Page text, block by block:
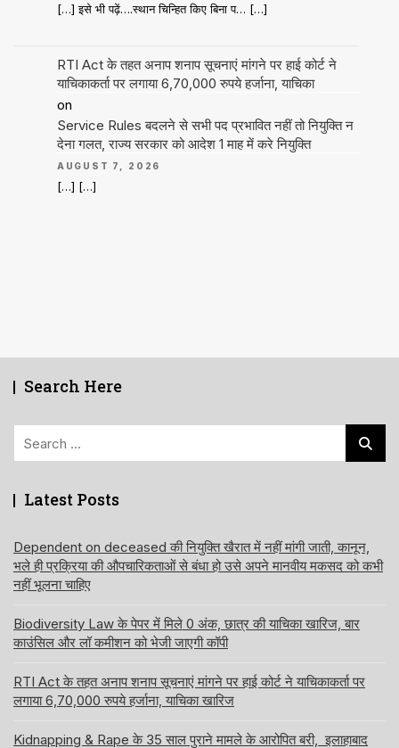
[…] इसे भी पढ़ें….स्थान चिन्हित किए बिना प… […]
RTI Act के तहत अनाप शनाप सूचनाएं मांगने पर हाई कोर्ट ने
याचिकाकर्ता पर लगाया 6,70,000 रुपये हर्जाना, याचिका
on
Service Rules बदलने से सभी पद प्रभावित नहीं तो नियुक्ति न
देना गलत, राज्य सरकार को आदेश 1 माह में करे नियुक्ति
AUGUST 7, 2026
[…] […]
Search Here
Latest Posts
Dependent on deceased की नियुक्ति खैरात में नहीं मांगी जाती, कानून,
भले ही प्रक्रिया की औपचारिकताओं से बंधा हो उसे अपने मानवीय मकसद को कभी
नहीं भूलना चाहिए
Biodiversity Law के पेपर में मिले 0 अंक, छात्र की याचिका खारिज, बार
काउंसिल और लॉ कमीशन को भेजी जाएगी कॉपी
RTI Act के तहत अनाप शनाप सूचनाएं मांगने पर हाई कोर्ट ने याचिकाकर्ता पर
लगाया 6,70,000 रुपये हर्जाना, याचिका खारिज
Kidnapping & Rape के 35 साल पुराने मामले के आरोपित बरी, इलाहाबाद